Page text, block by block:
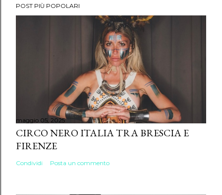
POST PIÙ POPOLARI
maggio 05, 2025
CIRCO NERO ITALIA TRA BRESCIA E
FIRENZE
Condividi Posta un commento